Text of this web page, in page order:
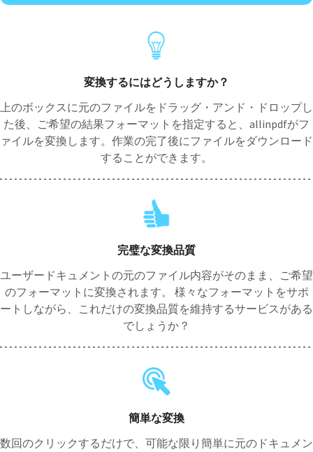
変換するにはどうしますか？
上のボックスに元のファイルをドラッグ・アンド・ドロップし
た後、ご希望の結果フォーマットを指定すると、allinpdfがフ
ァイルを変換します。作業の完了後にファイルをダウンロード
することができます。
完璧な変換品質
ユーザードキュメントの元のファイル内容がそのまま、ご希望
のフォーマットに変換されます。 様々なフォーマットをサポ
ートしながら、これだけの変換品質を維持するサービスがある
でしょうか？
簡単な変換
数回のクリックするだけで、可能な限り簡単に元のドキュメン